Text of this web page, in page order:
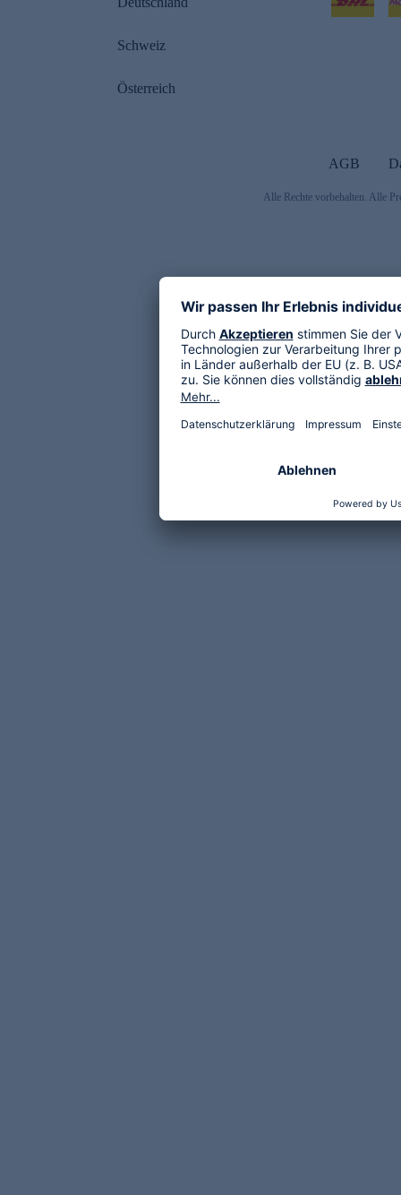
Schweiz
Österreich
AGB
Alle Rechte vorbehalten. Alle